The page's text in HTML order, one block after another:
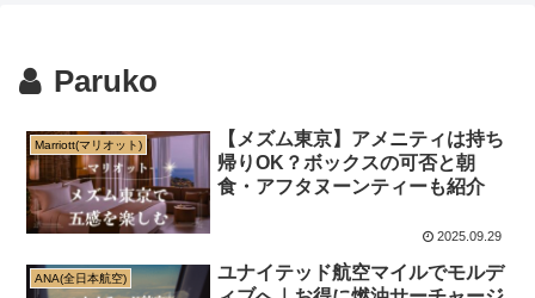
Paruko
Marriott(マリオット)
【メズム東京】アメニティは持ち
帰りOK？ボックスの可否と朝
食・アフタヌーンティーも紹介
2025.09.29
ANA(全日本航空)
ユナイテッド航空マイルでモルデ